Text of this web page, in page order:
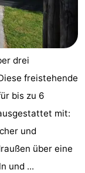
drei
freistehende
bis zu 6
mit:
und
über eine
und ...